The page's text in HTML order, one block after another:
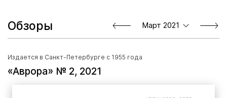
Обзоры Март 2021
Издается в Санкт-Петербурге с 1955 года
«Аврора» № 2, 2021